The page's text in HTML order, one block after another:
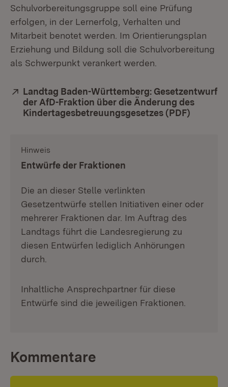
Schulvorbereitungsgruppe soll eine Prüfung
erfolgen, in der Lernerfolg, Verhalten und
Mitarbeit benotet werden. Im Orientierungsplan
Erziehung und Bildung soll die Schulvorbereitung
als Schwerpunkt verankert werden.
Extern:
Landtag Baden-Württemberg: Gesetzentwurf
der AfD-Fraktion über die Änderung des
Kindertagesbetreuungsgesetzes (PDF)
Hinweis
Entwürfe der Fraktionen
Die an dieser Stelle verlinkten
Gesetzentwürfe stellen Initiativen einer oder
mehrerer Fraktionen dar. Im Auftrag des
Landtags führt die Landesregierung zu
diesen Entwürfen lediglich Anhörungen
durch.
Inhaltliche Ansprechpartner für diese
Entwürfe sind die jeweiligen Fraktionen.
Kommentare